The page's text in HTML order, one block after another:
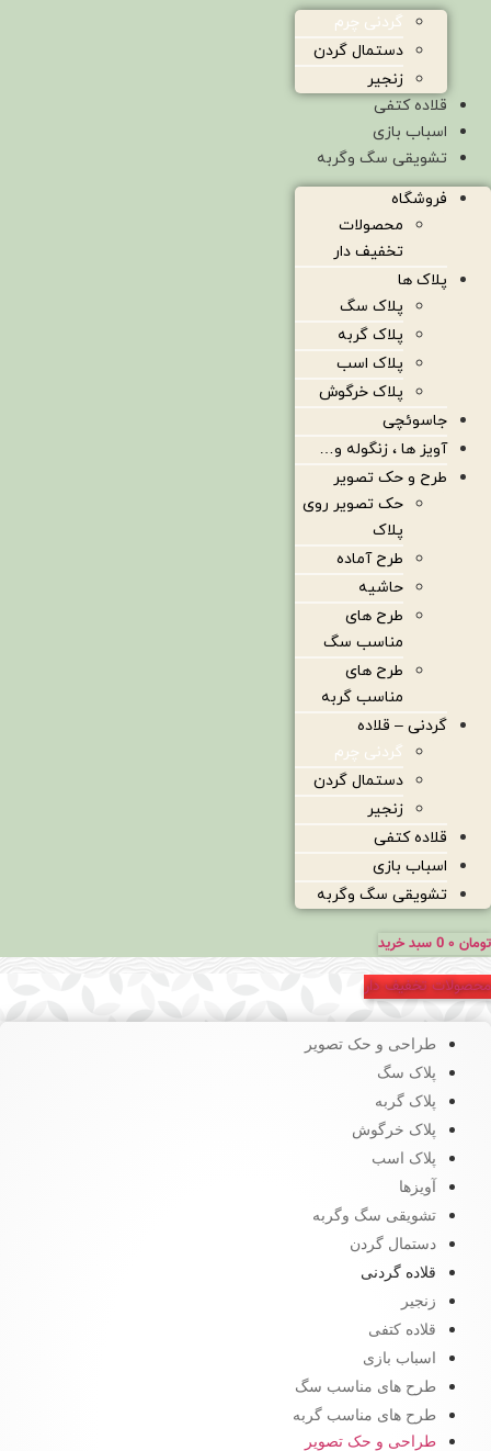
گردنی چرم
دستمال گردن
زنجیر
قلاده کتفی
اسباب بازی
تشویقی سگ وگربه
فروشگاه
محصولات
تخفیف دار
پلاک ها
پلاک سگ
پلاک گربه
پلاک اسب
پلاک خرگوش
جاسوئچی
آویز ها ، زنگوله و…
طرح و حک تصویر
حک تصویر روی
پلاک
طرح آماده
حاشیه
طرح های
مناسب سگ
طرح های
مناسب گربه
گردنی – قلاده
گردنی چرم
دستمال گردن
زنجیر
قلاده کتفی
اسباب بازی
تشویقی سگ وگربه
تومان 0 سبد خرید
محصولات تخفیف دار
طراحی و حک تصویر
پلاک سگ
پلاک گربه
پلاک خرگوش
پلاک اسب
آویزها
تشویقی سگ وگربه
دستمال گردن
قلاده گردنی
زنجیر
قلاده کتفی
اسباب بازی
طرح های مناسب سگ
طرح های مناسب گربه
طراحی و حک تصویر